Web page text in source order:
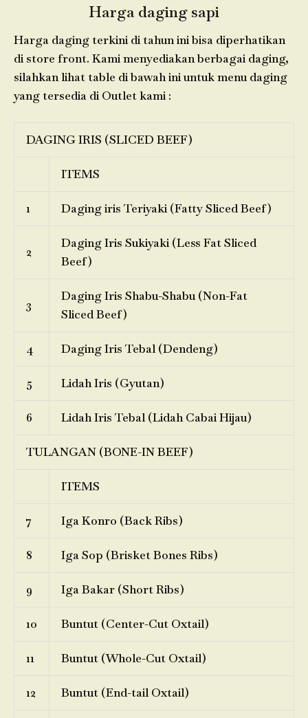
Harga daging sapi
Harga daging terkini di tahun ini bisa diperhatikan
di store front. Kami menyediakan berbagai daging,
silahkan lihat table di bawah ini untuk menu daging
yang tersedia di Outlet kami :
DAGING IRIS (SLICED BEEF)
ITEMS
1 Daging iris Teriyaki (Fatty Sliced Beef)
2
Daging Iris Sukiyaki (Less Fat Sliced
Beef)
3
Daging Iris Shabu-Shabu (Non-Fat
Sliced Beef)
4 Daging Iris Tebal (Dendeng)
5 Lidah Iris (Gyutan)
6 Lidah Iris Tebal (Lidah Cabai Hijau)
TULANGAN (BONE-IN BEEF)
ITEMS
7 Iga Konro (Back Ribs)
8 Iga Sop (Brisket Bones Ribs)
9 Iga Bakar (Short Ribs)
10 Buntut (Center-Cut Oxtail)
11 Buntut (Whole-Cut Oxtail)
12 Buntut (End-tail Oxtail)